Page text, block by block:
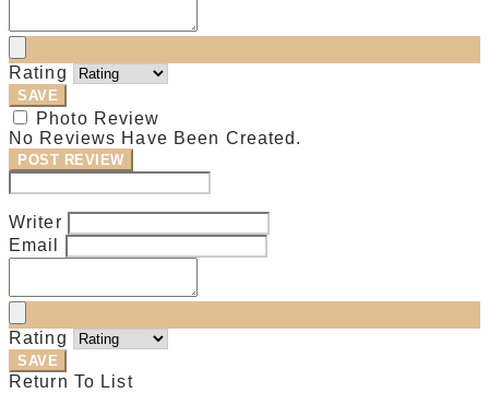
Rating
SAVE
Photo Review
No Reviews Have Been Created.
POST REVIEW
Writer
Email
Rating
SAVE
Return To List